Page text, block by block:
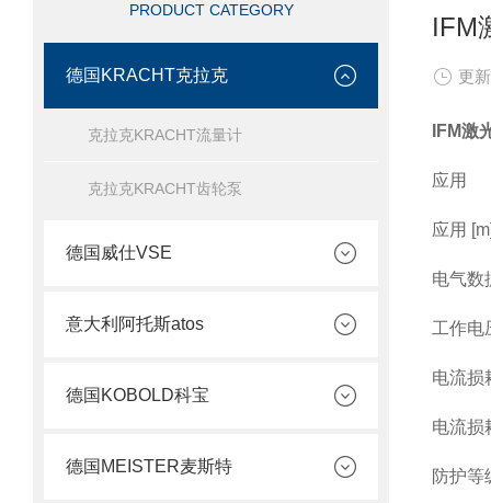
PRODUCT CATEGORY
德国KRACHT克拉克
克拉克KRACHT流量计
克拉克KRACHT齿轮泵
德国威仕VSE
意大利阿托斯atos
德国KOBOLD科宝
德国MEISTER麦斯特
IFM
更
IFM激
应用
应用
电气数
工作电
电流损
电流损
防护等